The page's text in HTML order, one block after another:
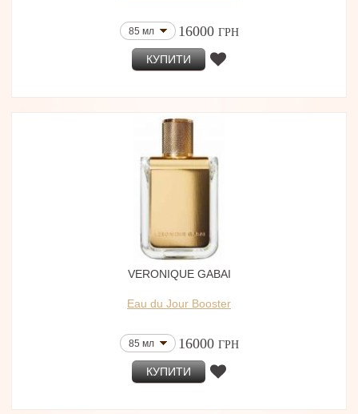
85 мл 16000 ГРН
КУПИТИ
VERONIQUE GABAI
Eau du Jour Booster
85 мл 16000 ГРН
КУПИТИ